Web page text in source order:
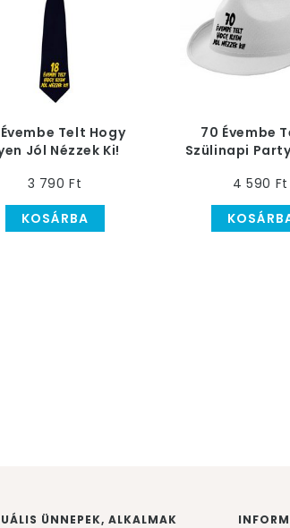
Évembe Telt Hogy
Jól Nézzek Ki!
Nyakkendő
3 790 Ft
KOSÁRBA
70 Évembe
Szülinapi
4 590 Ft
ÜNNEPEK, ALKALMAK